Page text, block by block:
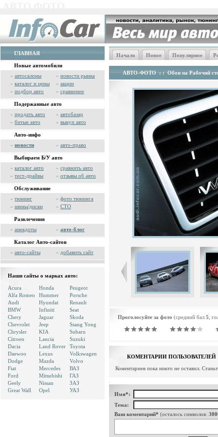
ГЛАВНАЯ
Новые автомобили
» автосалоны » новости рынка
» каталог и цены » акции
» подбор авто » сравнение
Подержанные авто
» продать авто » автобазар
» битые авто » выкуп авто
Авто-инфо
» новости » авто-право
Выбираем Б/У авто
» каталог авто » сравнить авто
» тест-драйвы » отзывы об авто
Обслуживание
» тюнинг » фото тюнинга
» шины/диски » СТО
Развлечения
» анекдоты » авто-блог
Каталог Авто-сайтов
» авто-сайты » добавить сайт
Наши сайты о марках авто:
Acura
Alfa Romeo
Audi
BMW
Chery
Chevrolet
Chrysler
Citroen
Dacia
Daewoo
Dodge
Fiat
Ford
Geely
Great Wall
Honda
Hummer
Hyundai
Infiniti
Jaguar
Jeep
KIA
Lancia
Land Rover
Lexus
Mazda
Mercedes
Mitsubishi
Nissan
Opel
Peugeot
Porsche
Renault
Seat
Skoda
Ssang Yong
Subaru
Suzuki
Toyota
Volkswagen
Volvo
ВАЗ
ГАЗ
ЗАЗ
УАЗ
Начало Новое Популярное
АВТО-ФОТО : : Обои на Рабочий
Проголосуйте за фото (средний бал 5 ,
КОМЕНТАРИИ ПОЛЬЗОВАТЕЛЕЙ
Коментариев пока никто не оставил.
Имя*:
Тема:
Ваш коментарий* (осталось символов: